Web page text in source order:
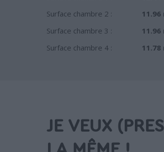
Surface chambre 2 :
11.96
Surface chambre 3 :
11.96
Surface chambre 4 :
11.78
JE VEUX